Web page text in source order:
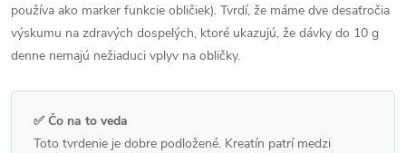
používa ako marker funkcie obličiek). Tvrdí, že máme dve desaťročia
výskumu na zdravých dospelých, ktoré ukazujú, že dávky do 10 g
denne nemajú nežiaduci vplyv na obličky.
✅ Čo na to veda
Toto tvrdenie je dobre podložené. Kreatín patrí medzi